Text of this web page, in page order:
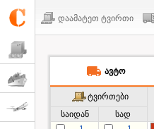
დაამატეთ ტვირთი
ᲐᲕᲢᲝ
ტვირთები
საიდან
სად